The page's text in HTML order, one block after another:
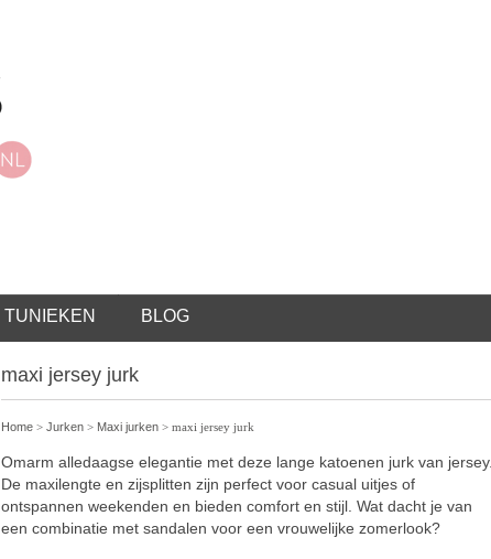
TUNIEKEN BLOG
maxi jersey jurk
Home >Jurken > Maxi jurken > maxi jersey jurk
Omarm alledaagse elegantie met deze lange katoenen jurk van jersey.
De maxilengte en zijsplitten zijn perfect voor casual uitjes of
ontspannen weekenden en bieden comfort en stijl. Wat dacht je van
een combinatie met sandalen voor een vrouwelijke zomerlook?